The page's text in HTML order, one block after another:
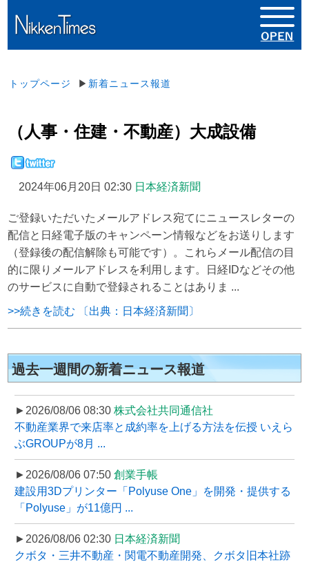
トップページ ▶ 新着ニュース報道
（人事・住建・不動産）大成設備
2024年06月20日 02:30 日本経済新聞
ご登録いただいたメールアドレス宛てにニュースレターの
配信と日経電子版のキャンペーン情報などをお送りします
（登録後の配信解除も可能です）。これらメール配信の目
的に限りメールアドレスを利用します。日経IDなどその他
のサービスに自動で登録されることはありま ...
>>続きを読む 〔出典：日本経済新聞〕
過去一週間の新着ニュース報道
►2026/08/06 08:30 株式会社共同通信社
不動産業界で来店率と成約率を上げる方法を伝授 いえら
ぶGROUPが8月 ...
►2026/08/06 07:50 創業手帳
建設用3Dプリンター「Polyuse One」を開発・提供する
「Polyuse」が11億円 ...
►2026/08/06 02:30 日本経済新聞
クボタ・三井不動産・関電不動産開発、クボタ旧本社跡